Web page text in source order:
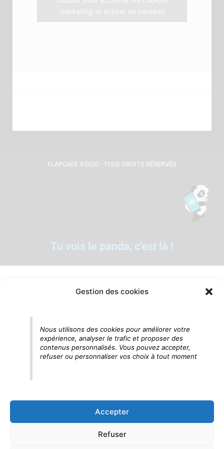
Gestion des cookies
Nous utilisons des cookies pour améliorer votre
expérience, analyser le trafic et proposer des
contenus personnalisés. Vous pouvez accepter,
refuser ou personnaliser vos choix à tout moment
Accepter
Refuser
marketing et activer ce contenu
FLAPCASE ©2020 - TOUS DROITS RÉSERVÉS
Tu vois le panda, c'est là !